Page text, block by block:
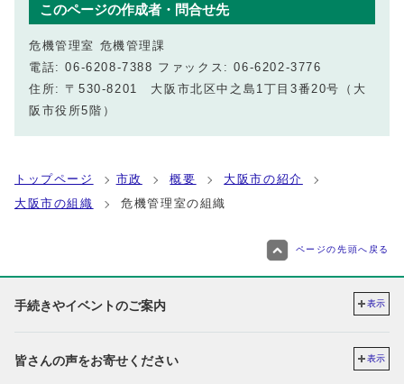
このページの作成者・問合せ先
危機管理室 危機管理課
電話: 06-6208-7388 ファックス: 06-6202-3776
住所: 〒530-8201 大阪市北区中之島1丁目3番20号（大
阪市役所5階）
トップページ 市政 概要
大阪市の紹介
大阪市の組織
危機管理室の組織
ページの先頭へ戻る
手続きやイベントのご案内 表示
皆さんの声をお寄せください 表示